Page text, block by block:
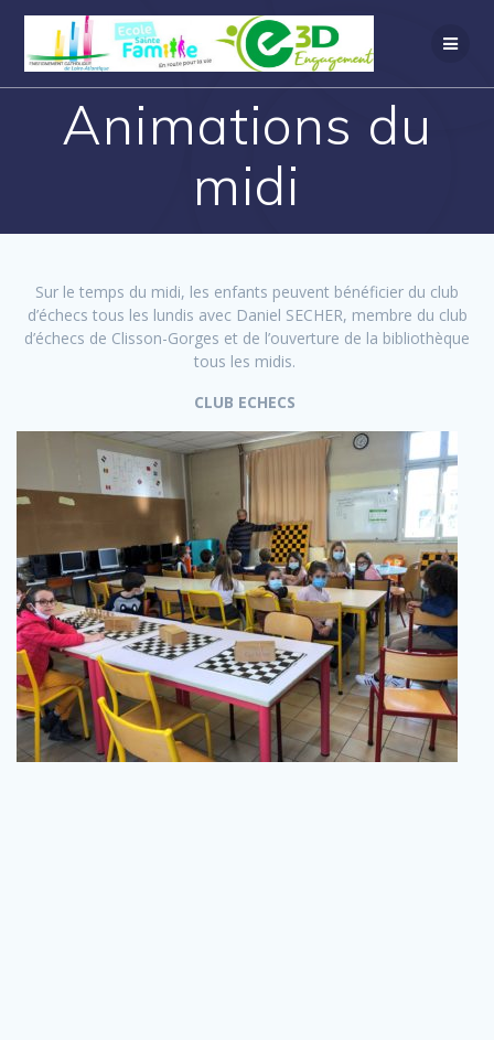
Animations du
midi
Sur le temps du midi, les enfants peuvent bénéficier du club
d’échecs tous les lundis avec Daniel SECHER, membre du club
d’échecs de Clisson-Gorges et de l’ouverture de la bibliothèque
tous les midis.
CLUB ECHECS